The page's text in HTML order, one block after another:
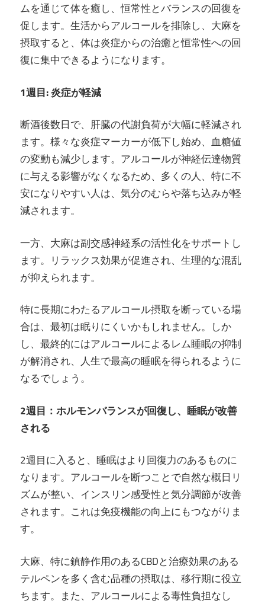
ムを通じて体を癒し、恒常性とバランスの回復を
促します。生活からアルコールを排除し、大麻を
摂取すると、体は炎症からの治癒と恒常性への回
復に集中できるようになります。
1週目: 炎症が軽減
断酒後数日で、肝臓の代謝負荷が大幅に軽減され
ます。様々な炎症マーカーが低下し始め、血糖値
の変動も減少します。アルコールが神経伝達物質
に与える影響がなくなるため、多くの人、特に不
安になりやすい人は、気分のむらや落ち込みが軽
減されます。
一方、大麻は副交感神経系の活性化をサポートし
ます。リラックス効果が促進され、生理的な混乱
が抑えられます。
特に長期にわたるアルコール摂取を断っている場
合は、最初は眠りにくいかもしれません。しか
し、最終的にはアルコールによるレム睡眠の抑制
が解消され、人生で最高の睡眠を得られるように
なるでしょう。
2週目：ホルモンバランスが回復し、睡眠が改善
される
2週目に入ると、睡眠はより回復力のあるものに
なります。アルコールを断つことで自然な概日リ
ズムが整い、インスリン感受性と気分調節が改善
されます。これは免疫機能の向上にもつながりま
す。
大麻、特に鎮静作用のあるCBDと治療効果のある
テルペンを多く含む品種の摂取は、移行期に役立
ちます。また、アルコールによる毒性負担なし